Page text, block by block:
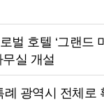
벌 호텔 ‘그랜드
실 개설
례 광역시 전체로